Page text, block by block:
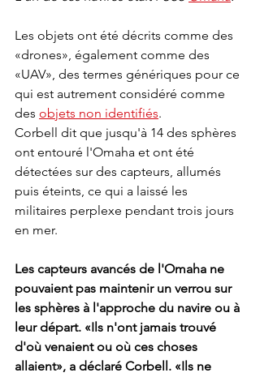
Les objets ont été décrits comme des
«drones», également comme des
«UAV», des termes génériques pour ce
qui est autrement considéré comme
des objets non identifiés.
Corbell dit que jusqu'à 14 des sphères
ont entouré l'Omaha et ont été
détectées sur des capteurs, allumés
puis éteints, ce qui a laissé les
militaires perplexe pendant trois jours
en mer.
Les capteurs avancés de l'Omaha ne
pouvaient pas maintenir un verrou sur
les sphères à l'approche du navire ou à
leur départ. «Ils n'ont jamais trouvé
d'où venaient ou où ces choses
allaient», a déclaré Corbell. «Ils ne